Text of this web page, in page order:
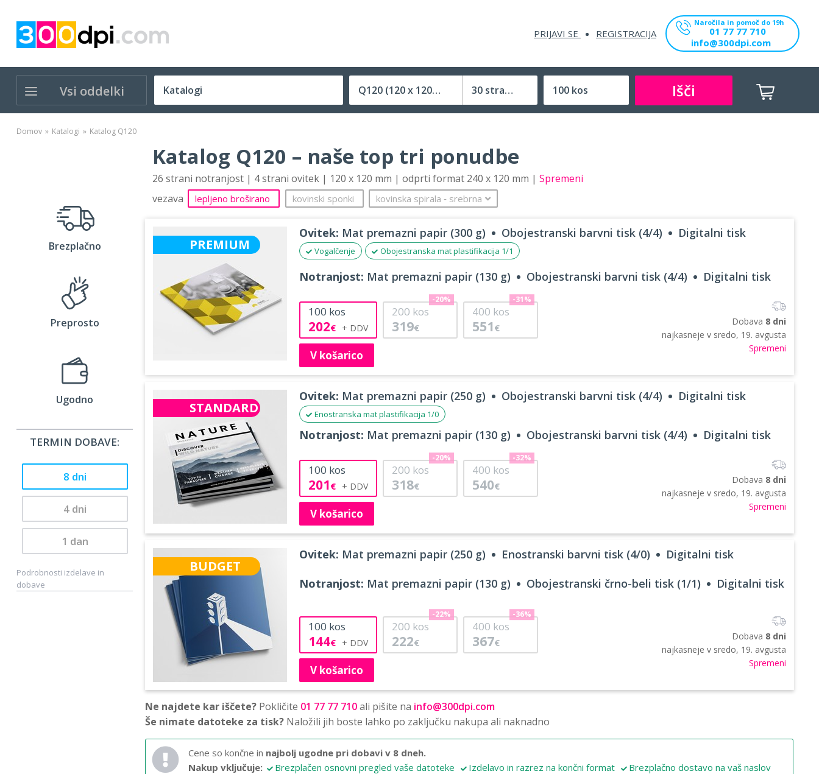
PRIJAVI SE REGISTRACIJA
Naročila in pomoč do 19h
01 77 77 710
info@300dpi.com
Vsi oddelki Q120 (120 x 120 mm)
Velikost (zaprte) tiskovine
30 strani Išči
Domov Katalogi Katalog Q120
Brezplačno
Preprosto
Ugodno
TERMIN DOBAVE:
8 dni
4 dni
1 dan
Podrobnosti izdelave in
dobave
Katalog Q120 – naše top tri ponudbe
26 strani notranjost | 4 strani ovitek | 120 x 120 mm | odprti format 240 x 120 mm | Spremeni
vezava
lepljeno broširano kovinski sponki kovinska spirala ‐ srebrna
PREMIUM
Ovitek: Mat premazni papir (300 g) Obojestranski barvni tisk (4/4) Digitalni tisk
Vogalčenje Obojestranska mat plastifikacija 1/1
Notranjost: Mat premazni papir (130 g) Obojestranski barvni tisk (4/4) Digitalni tisk
100 kos
202€
200 kos
319€
-20%
400 kos
551 €
-31%
V košarico
Dobava 8 dni
najkasneje v sredo, 19. avgusta
Spremeni
STANDARD
Ovitek: Mat premazni papir (250 g) Obojestranski barvni tisk (4/4) Digitalni tisk
Enostranska mat plastifikacija 1/0
Notranjost: Mat premazni papir (130 g) Obojestranski barvni tisk (4/4) Digitalni tisk
100 kos
201€
200 kos
318€
-20%
400 kos
540€
-32%
V košarico
Dobava 8 dni
najkasneje v sredo, 19. avgusta
Spremeni
BUDGET
Ovitek: Mat premazni papir (250 g) Enostranski barvni tisk (4/0) Digitalni tisk
Notranjost: Mat premazni papir (130 g) Obojestranski črno-beli tisk (1/1) Digitalni tisk
100 kos
144€
200 kos
222€
-22%
400 kos
367€
-36%
V košarico
Dobava 8 dni
najkasneje v sredo, 19. avgusta
Spremeni
Ne najdete kar iščete? Pokličite 01 77 77 710ali pišite na info@300dpi.com
Še nimate datoteke za tisk? Naložili jih boste lahko po zaključku nakupa ali naknadno
Cene so končne in najbolj ugodne pri dobavi v 8 dneh.
Nakup vključuje:
Brezplačen osnovni pregled vaše datoteke Izdelavo in razrez na končni format Brezplačno dostavo na vaš naslov